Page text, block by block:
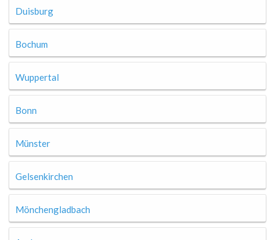
Duisburg
Bochum
Wuppertal
Bonn
Münster
Gelsenkirchen
Mönchengladbach